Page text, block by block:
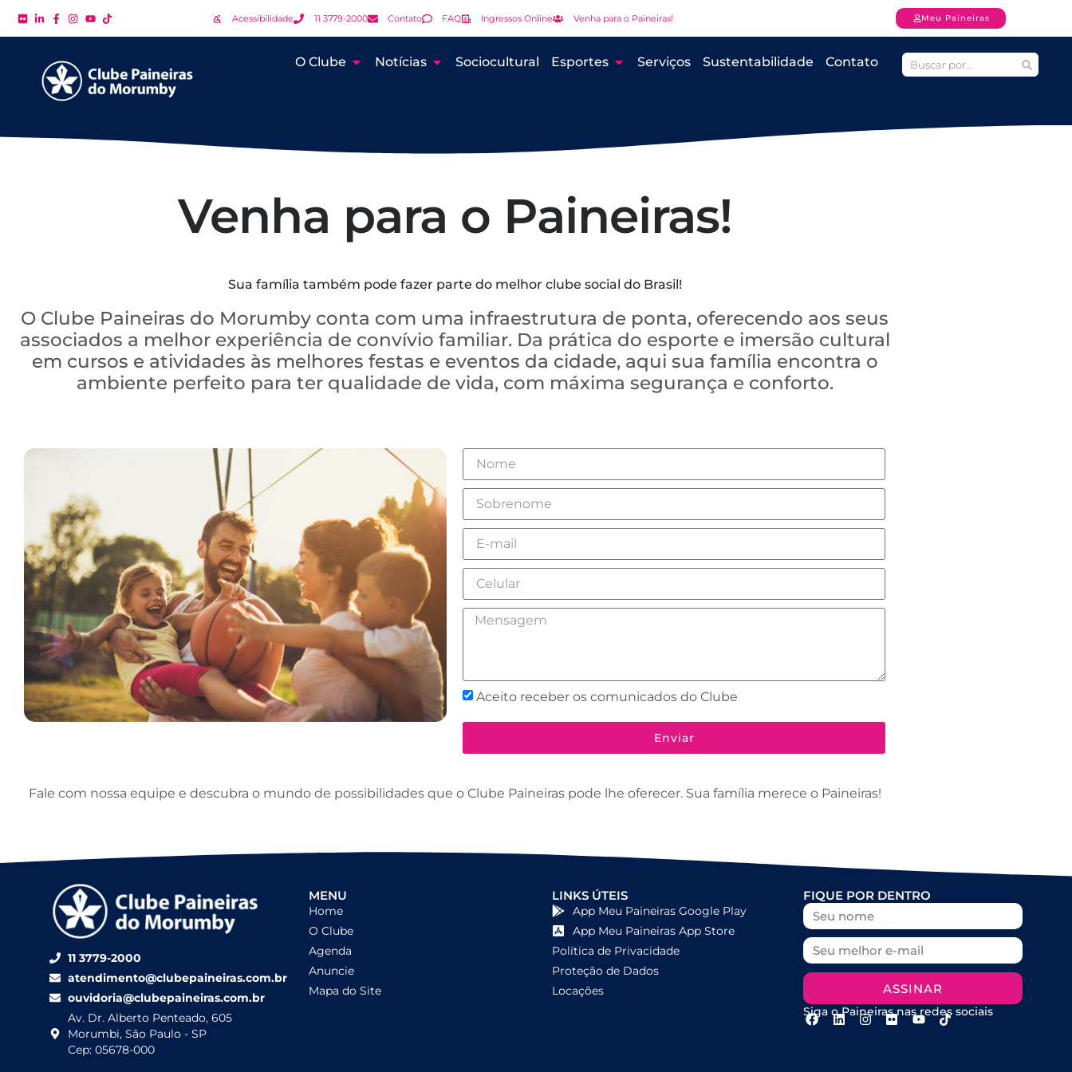
Acessibilidade 11 3779-2000 Contato FAQ Ingressos Online Venha para o Paineiras! Meu Paineiras
O Clube Notícias Sociocultural Esportes Serviços Sustentabilidade Contato
Venha para o Paineiras!
Sua família também pode fazer parte do melhor clube social do Brasil!
O Clube Paineiras do Morumby conta com uma infraestrutura de ponta, oferecendo aos seus
associados a melhor experiência de convívio familiar. Da prática do esporte e imersão cultural
em cursos e atividades às melhores festas e eventos da cidade, aqui sua família encontra o
ambiente perfeito para ter qualidade de vida, com máxima segurança e conforto.
Aceito receber os comunicados do Clube
Enviar
Fale com nossa equipe e descubra o mundo de possibilidades que o Clube Paineiras pode lhe oferecer. Sua família merece o Paineiras!
11 3779-2000
atendimento@clubepaineiras.com.br
ouvidoria@clubepaineiras.com.br
Av. Dr. Alberto Penteado, 605
Morumbi, São Paulo - SP
Cep: 05678-000
MENU
Home
O Clube
Agenda
Anuncie
Mapa do Site
LINKS ÚTEIS
App Meu Paineiras Google Play
App Meu Paineiras App Store
Política de Privacidade
Proteção de Dados
Locações
FIQUE POR DENTRO
ASSINAR
Siga o Paineiras nas redes sociais